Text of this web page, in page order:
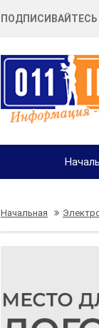
ПОДПИСИВАЙТЕСЬ
Начальная